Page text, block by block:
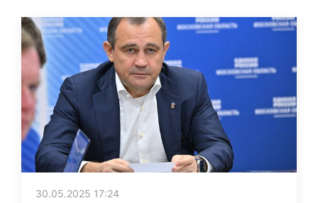
30.05.2025 17:24